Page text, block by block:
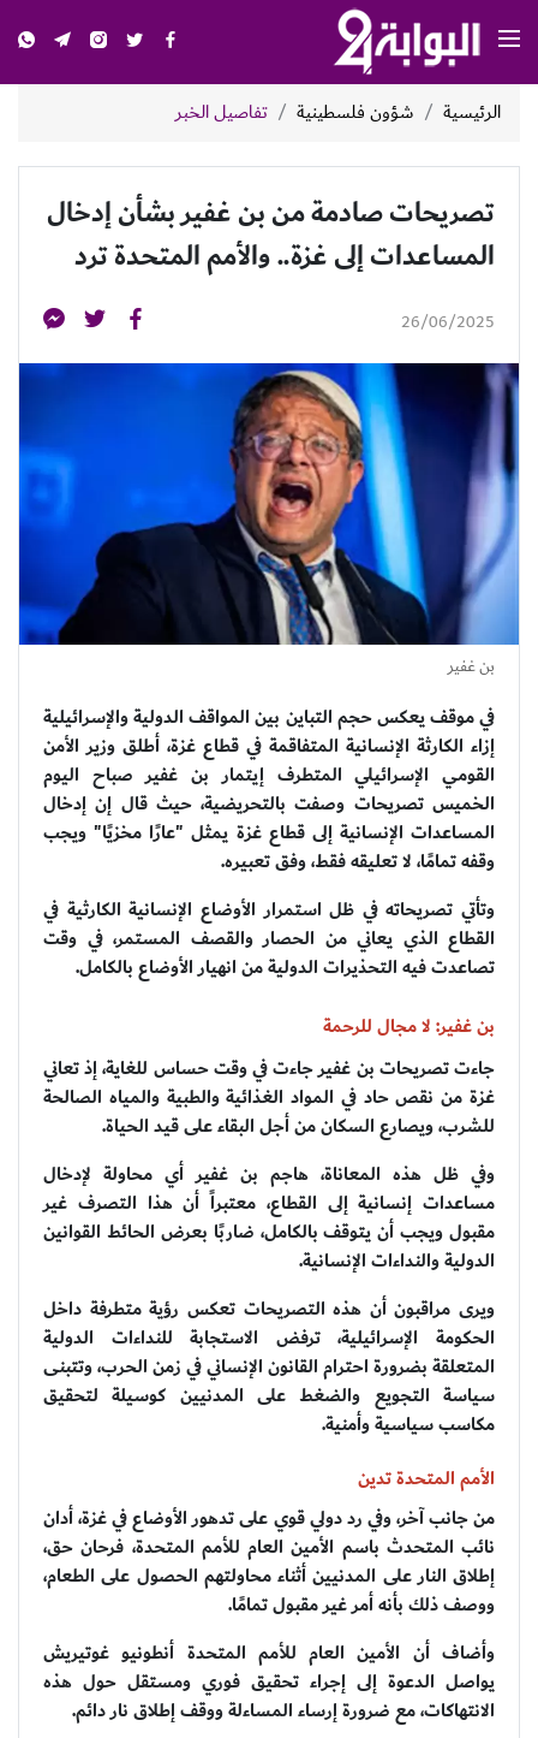
الرئيسية شؤون فلسطينية تفاصيل الخبر
تصريحات صادمة من بن غفير بشأن إدخال
المساعدات إلى غزة.. والأمم المتحدة ترد
26/06/2025
بن غفير
في موقف يعكس حجم التباين بين المواقف الدولية والإسرائيلية
إزاء الكارثة الإنسانية المتفاقمة في قطاع غزة، أطلق وزير الأمن
القومي الإسرائيلي المتطرف إيتمار بن غفير صباح اليوم
الخميس تصريحات وصفت بالتحريضية، حيث قال إن إدخال
المساعدات الإنسانية إلى قطاع غزة يمثل "عارًا مخزيًا" ويجب
وقفه تمامًا، لا تعليقه فقط، وفق تعبيره.
وتأتي تصريحاته في ظل استمرار الأوضاع الإنسانية الكارثية في
القطاع الذي يعاني من الحصار والقصف المستمر، في وقت
تصاعدت فيه التحذيرات الدولية من انهيار الأوضاع بالكامل.
بن غفير: لا مجال للرحمة
جاءت تصريحات بن غفير جاءت في وقت حساس للغاية، إذ تعاني
غزة من نقص حاد في المواد الغذائية والطبية والمياه الصالحة
للشرب، ويصارع السكان من أجل البقاء على قيد الحياة.
وفي ظل هذه المعاناة، هاجم بن غفير أي محاولة لإدخال
مساعدات إنسانية إلى القطاع، معتبراً أن هذا التصرف غير
مقبول ويجب أن يتوقف بالكامل، ضاربًا بعرض الحائط القوانين
الدولية والنداءات الإنسانية.
ويرى مراقبون أن هذه التصريحات تعكس رؤية متطرفة داخل
الحكومة الإسرائيلية، ترفض الاستجابة للنداءات الدولية
المتعلقة بضرورة احترام القانون الإنساني في زمن الحرب، وتتبنى
سياسة التجويع والضغط على المدنيين كوسيلة لتحقيق
مكاسب سياسية وأمنية.
الأمم المتحدة تدين
من جانب آخر، وفي رد دولي قوي على تدهور الأوضاع في غزة، أدان
نائب المتحدث باسم الأمين العام للأمم المتحدة، فرحان حق،
إطلاق النار على المدنيين أثناء محاولتهم الحصول على الطعام،
ووصف ذلك بأنه أمر غير مقبول تمامًا.
وأضاف أن الأمين العام للأمم المتحدة أنطونيو غوتيريش
يواصل الدعوة إلى إجراء تحقيق فوري ومستقل حول هذه
الانتهاكات، مع ضرورة إرساء المساءلة ووقف إطلاق نار دائم.